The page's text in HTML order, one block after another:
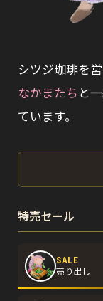
シツジ珈琲を
なかまたち と
ています。
特売セール
SALE
売り出し